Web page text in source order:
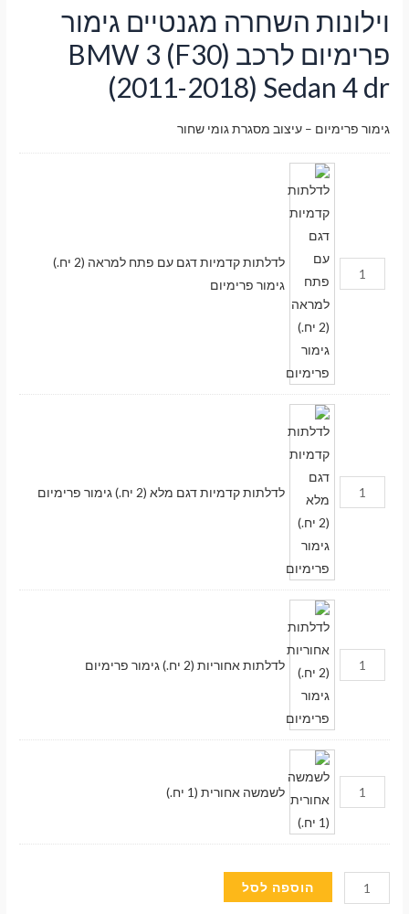
וילונות השחרה מגנטיים גימור
פרימיום לרכב BMW 3 (F30)
(2011-2018) Sedan 4 dr
גימור פרימיום – עיצוב מסגרת גומי שחור
לדלתות קדמיות דגם עם פתח למראה (2 יח.)
גימור פרימיום
לדלתות קדמיות דגם מלא (2 יח.) גימור פרימיום
לדלתות אחוריות (2 יח.) גימור פרימיום
לשמשה אחורית (1 יח.)
כמות
של
הוספה לסל